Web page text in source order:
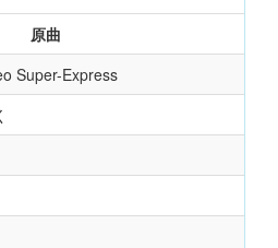
原曲
Super-Express